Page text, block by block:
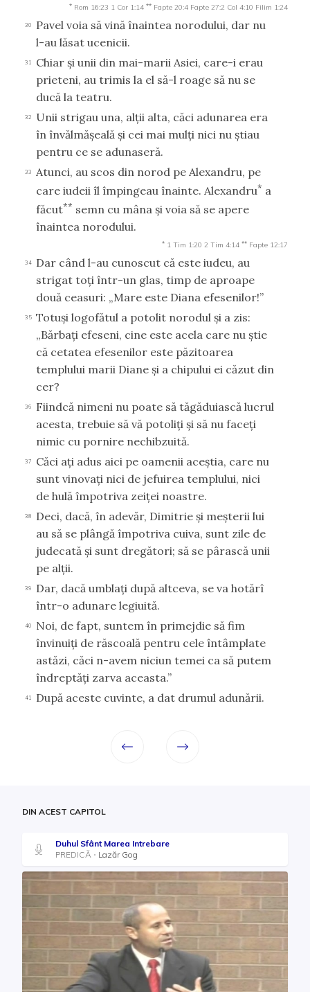
* Rom 16:23 1 Cor 1:14 ** Fapte 20:4 Fapte 27:2 Col 4:10 Filim 1:24
30
Pavel voia să vină înaintea norodului, dar nu
l-au lăsat ucenicii.
31
Chiar şi unii din mai-marii Asiei, care-i erau
prieteni, au trimis la el să-l roage să nu se
ducă la teatru.
32
Unii strigau una, alţii alta, căci adunarea era
în învălmăşeală şi cei mai mulţi nici nu ştiau
pentru ce se adunaseră.
33
Atunci, au scos din norod pe Alexandru, pe
care iudeii îl împingeau înainte. Alexandru* a
făcut** semn cu mâna şi voia să se apere
înaintea norodului.
* 1 Tim 1:20 2 Tim 4:14 ** Fapte 12:17
34
Dar când l-au cunoscut că este iudeu, au
strigat toţi într-un glas, timp de aproape
două ceasuri: „Mare este Diana efesenilor!”
35 Totuşi logofătul a potolit norodul şi a zis:
„Bărbaţi efeseni, cine este acela care nu ştie
că cetatea efesenilor este păzitoarea
templului marii Diane şi a chipului ei căzut din
cer?
36
Fiindcă nimeni nu poate să tăgăduiască lucrul
acesta, trebuie să vă potoliţi şi să nu faceţi
nimic cu pornire nechibzuită.
37
Căci aţi adus aici pe oamenii aceştia, care nu
sunt vinovaţi nici de jefuirea templului, nici
de hulă împotriva zeiţei noastre.
38
Deci, dacă, în adevăr, Dimitrie şi meşterii lui
au să se plângă împotriva cuiva, sunt zile de
judecată şi sunt dregători; să se pârască unii
pe alţii.
39
Dar, dacă umblaţi după altceva, se va hotărî
într-o adunare legiuită.
40
Noi, de fapt, suntem în primejdie să fim
învinuiţi de răscoală pentru cele întâmplate
astăzi, căci n-avem niciun temei ca să putem
îndreptăţi zarva aceasta.”
41 După aceste cuvinte, a dat drumul adunării.
DIN ACEST CAPITOL
Duhul Sfânt Marea Intrebare
PREDICĂ
Lazăr Gog